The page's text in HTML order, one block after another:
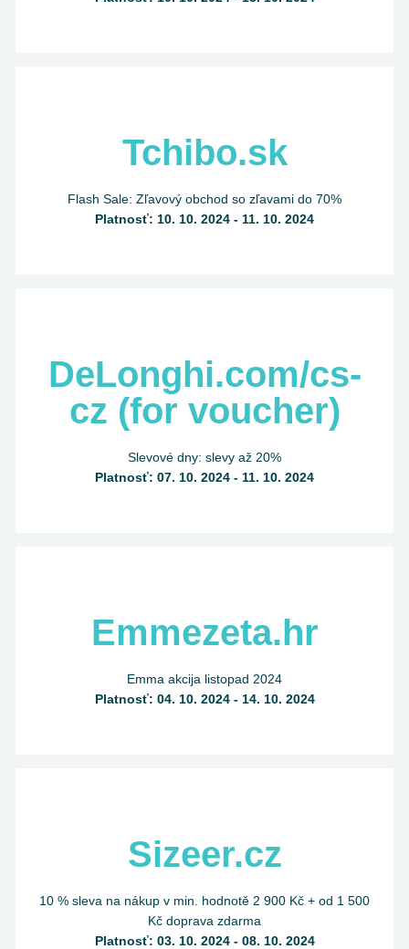
Tchibo.sk
Flash Sale: Zľavový obchod so zľavami do 70%
Platnosť: 10. 10. 2024 - 11. 10. 2024
DeLonghi.com/cs-
cz (for voucher)
Slevové dny: slevy až 20%
Platnosť: 07. 10. 2024 - 11. 10. 2024
Emmezeta.hr
Emma akcija listopad 2024
Platnosť: 04. 10. 2024 - 14. 10. 2024
Sizeer.cz
10 % sleva na nákup v min. hodnotě 2 900 Kč + od 1 500
Kč doprava zdarma
Platnosť: 03. 10. 2024 - 08. 10. 2024